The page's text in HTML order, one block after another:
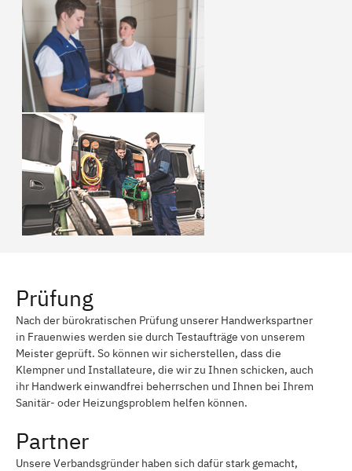
Prüfung
Nach der bürokratischen Prüfung unserer Handwerkspartner
in Frauenwies werden sie durch Testaufträge von unserem
Meister geprüft. So können wir sicherstellen, dass die
Klempner und Installateure, die wir zu Ihnen schicken, auch
ihr Handwerk einwandfrei beherrschen und Ihnen bei Ihrem
Sanitär- oder Heizungsproblem helfen können.
Partner
Unsere Verbandsgründer haben sich dafür stark gemacht,